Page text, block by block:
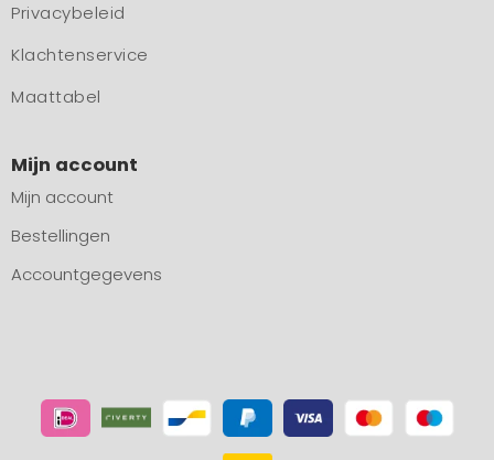
Privacybeleid
Klachtenservice
Maattabel
Mijn account
Mijn account
Bestellingen
Accountgegevens